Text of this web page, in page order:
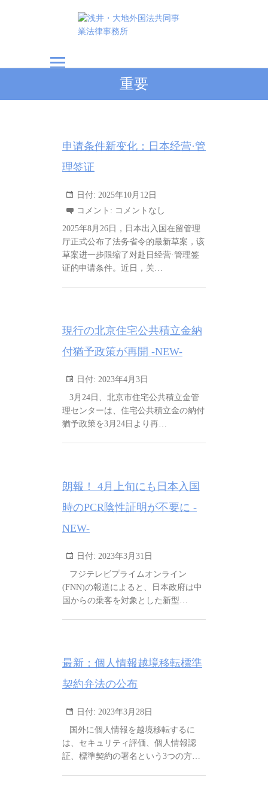
浅井・大地外国法共
同事業法律事務所
重要
申请条件新变化：日本经营·管
理签证
日付: 2025年10月12日
コメント: コメントなし
2025年8月26日，日本出入国在留管理
厅正式公布了法务省令的最新草案，该
草案进一步限缩了对赴日经营·管理签
证的申请条件。近日，关…
現行の北京住宅公共積立金納
付猶予政策が再開 -NEW-
日付: 2023年4月3日
3月24日、北京市住宅公共積立金管
理センターは、住宅公共積立金の納付
猶予政策を3月24日より再…
朗報！ 4月上旬にも日本入国
時のPCR陰性証明が不要に -
NEW-
日付: 2023年3月31日
フジテレビプライムオンライン
(FNN)の報道によると、日本政府は中
国からの乗客を対象とした新型…
最新：個人情報越境移転標準
契約弁法の公布
日付: 2023年3月28日
国外に個人情報を越境移転するに
は、セキュリティ評価、個人情報認
証、標準契約の署名という3つの方…